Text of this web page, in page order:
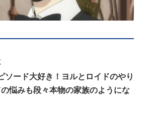
ソード大好き！ヨルとロイドのやり
悩みも段々本物の家族のようにな